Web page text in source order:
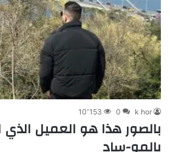
k hor
0 10٬153
بالصور هذا هو العميل الذي